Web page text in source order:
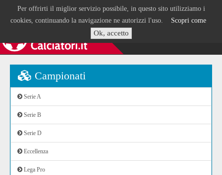
Per offrirti il miglior servizio possibile, in questo sito utilizziamo i
cookies, continuando la navigazione ne autorizzi l'uso. Scopri come
Ok, accetto
Campionati
Serie A
Serie B
Serie D
Eccellenza
Lega Pro